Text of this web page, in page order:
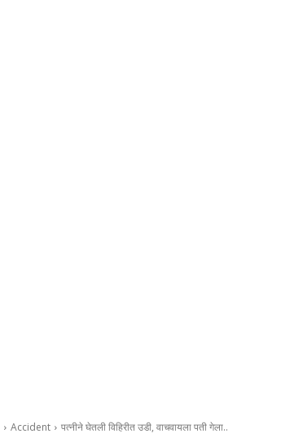
Accident पत्नीने घेतली विहिरीत उडी, वाचवायला पती गेला..